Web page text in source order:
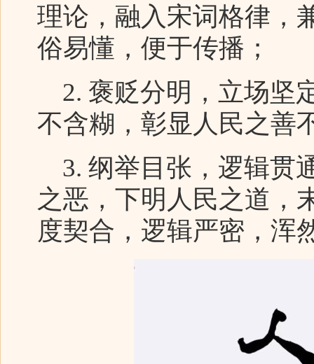
理论，融入宋词格律，
俗易懂，便于传播；
2. 褒贬分明，立场坚
不含糊，彰显人民之善
3. 纲举目张，逻辑贯
之恶，下明人民之道，
度契合，逻辑严密，浑